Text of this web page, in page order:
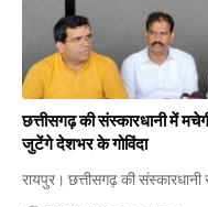
छत्तीसगढ़ की संस्कारधानी में
जुटेंगे देशभर के गोविंदा
रायपुर। छत्तीसगढ़ की संस्कारधानी